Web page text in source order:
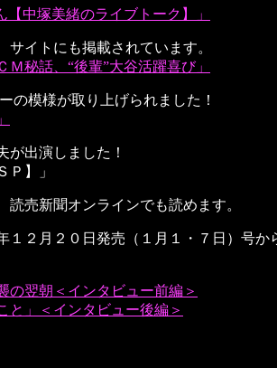
中塚美緒のライブトーク】」
イトにも掲載されています。
秘話、“後輩”大谷活躍喜び」
の模様が取り上げられました！
が出演しました！
Ｐ】」
売新聞オンラインでも読めます。
２月２０日発売（１月１・７日）号か
翌朝＜インタビュー前編＞
」＜インタビュー後編＞